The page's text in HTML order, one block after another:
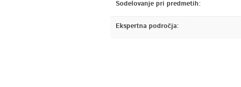
Sodelovanje pri predmetih:
Ekspertna področja: